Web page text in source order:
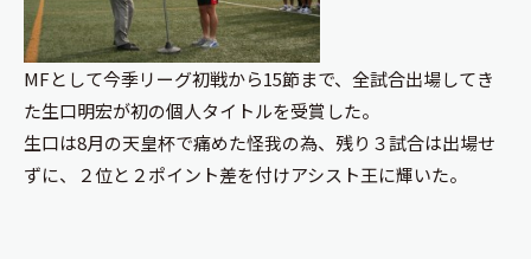
MFとして今季リーグ初戦から15節まで、全試合出場してき
た生口明宏が初の個人タイトルを受賞した。
生口は8月の天皇杯で痛めた怪我の為、残り３試合は出場せ
ずに、２位と２ポイント差を付けアシスト王に輝いた。